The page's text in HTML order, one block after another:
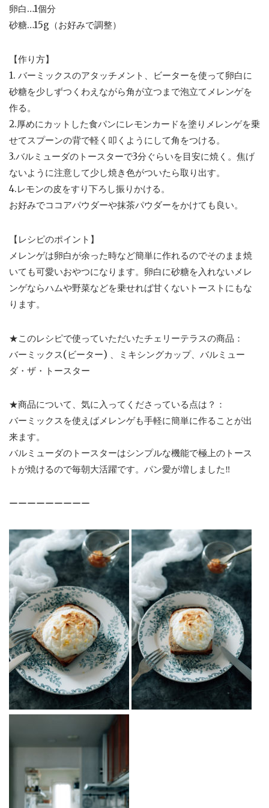
卵白…1個分
砂糖…15g（お好みで調整）
【作り方】
1. バーミックスのアタッチメント、ビーターを使って卵白に
砂糖を少しずつくわえながら角が立つまで泡立てメレンゲを
作る。
2.厚めにカットした食パンにレモンカードを塗りメレンゲを乗
せてスプーンの背で軽く叩くようにして角をつける。
3.バルミューダのトースターで3分ぐらいを目安に焼く。焦げ
ないように注意して少し焼き色がついたら取り出す。
4.レモンの皮をすり下ろし振りかける。
お好みでココアパウダーや抹茶パウダーをかけても良い。
【レシピのポイント】
メレンゲは卵白が余った時など簡単に作れるのでそのまま焼
いても可愛いおやつになります。卵白に砂糖を入れないメレ
ンゲならハムや野菜などを乗せれば甘くないトーストにもな
ります。
★このレシピで使っていただいたチェリーテラスの商品：
バーミックス(ビーター) 、ミキシングカップ、バルミュー
ダ・ザ・トースター
★商品について、気に入ってくださっている点は？：
バーミックスを使えばメレンゲも手軽に簡単に作ることが出
来ます。
バルミューダのトースターはシンプルな機能で極上のトース
トが焼けるので毎朝大活躍です。パン愛が増しました‼︎
ーーーーーーーーー